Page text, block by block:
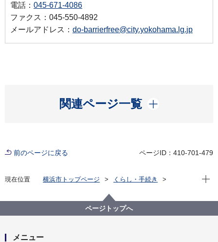
電話： 045-671-4086
ファクス：045-550-4892
メールアドレス： do-barrierfree@city.yokohama.lg.jp
関連ページ一覧
開く
前のページに戻る ページID：410-701-479
現在位置 横浜市トップページ
くらし・手続き
バリアフリー基本構想
各地区のバリアフリー基本構想
磯子区バリアフリー基本構想
現在
ページトップへ
メニュー